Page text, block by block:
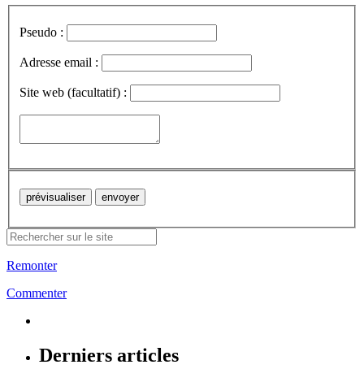
Pseudo :
Adresse email :
Site web (facultatif) :
Remonter
Commenter
Derniers articles